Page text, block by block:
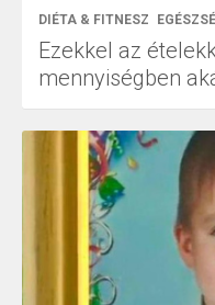
DIÉTA & FITNESZ
Ezekkel az
mennyiségben